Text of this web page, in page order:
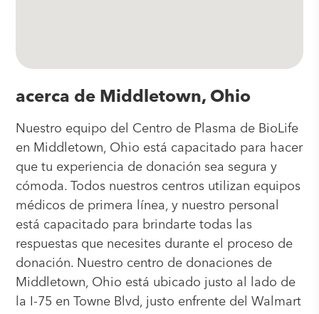
acerca de Middletown, Ohio
Nuestro equipo del Centro de Plasma de BioLife
en Middletown, Ohio está capacitado para hacer
que tu experiencia de donación sea segura y
cómoda. Todos nuestros centros utilizan equipos
médicos de primera línea, y nuestro personal
está capacitado para brindarte todas las
respuestas que necesites durante el proceso de
donación. Nuestro centro de donaciones de
Middletown, Ohio está ubicado justo al lado de
la I-75 en Towne Blvd, justo enfrente del Walmart